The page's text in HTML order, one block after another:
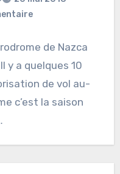
de Nazca
y a quelques 10
de vol au-
c’est la saison